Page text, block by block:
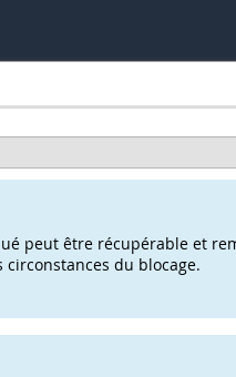
peut être récupérable et
circonstances du blocage.